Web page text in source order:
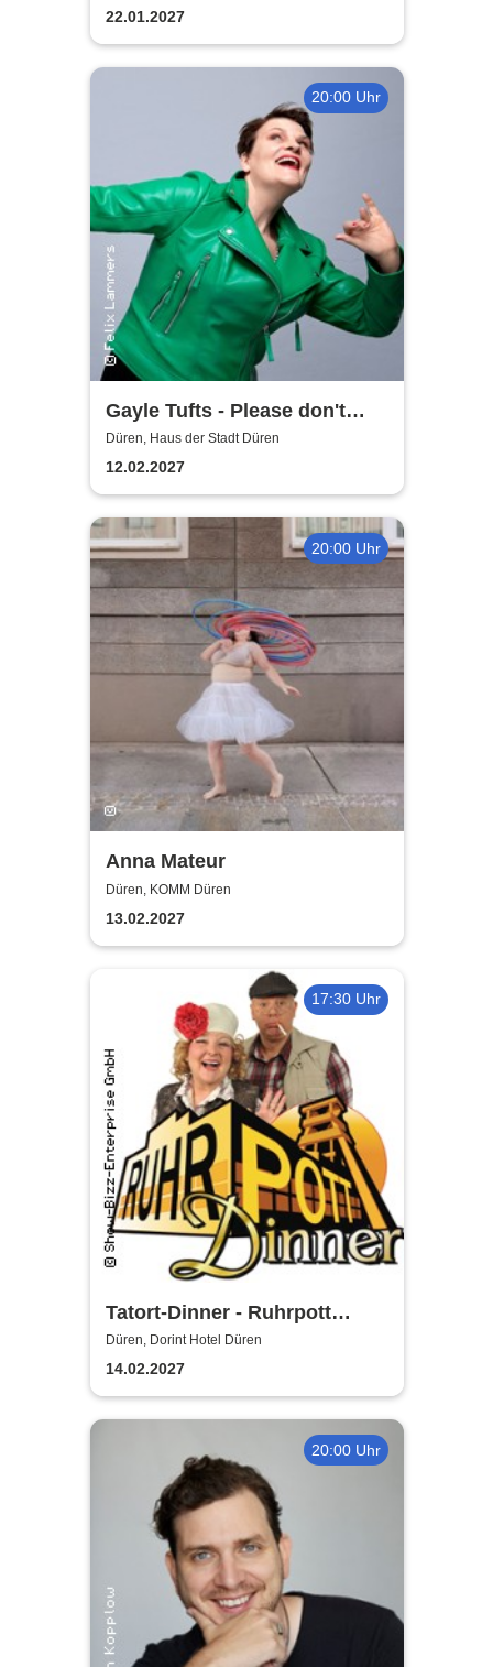
22.01.2027
20:00 Uhr
Gayle Tufts - Please don't
Stop the Music
Düren, Haus der Stadt Düren
12.02.2027
20:00 Uhr
Anna Mateur
Düren, KOMM Düren
13.02.2027
17:30 Uhr
Tatort-Dinner - Ruhrpott
Dinner
Düren, Dorint Hotel Düren
14.02.2027
20:00 Uhr